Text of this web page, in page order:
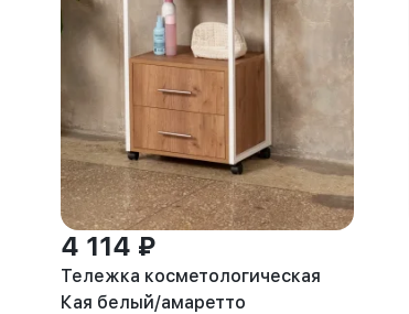
4 114 ₽
Тележка косметологическая
Кая белый/амаретто